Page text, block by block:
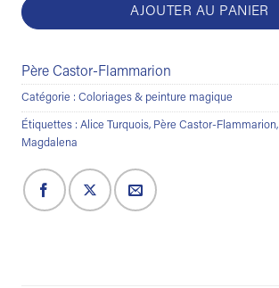
AJOUTER AU PANIER
Père Castor-Flammarion
Catégorie : Coloriages & peinture magique
Étiquettes : Alice Turquois, Père Castor-Flammarion,
Magdalena